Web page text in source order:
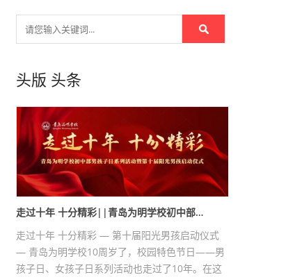
头版 头条
走过十年 十分精彩||青岛为明学校初中部…
走过十年 十分精彩 — 第十届阳光男孩启动仪式
— 青岛为明学校10周岁了，校园特色节日——男
孩子日、女孩子日系列活动也走过了10年。在这